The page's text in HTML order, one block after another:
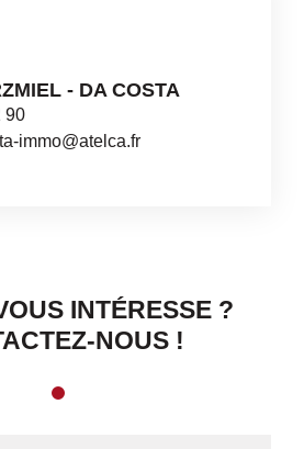
- DA COSTA
90
immo@atelca.fr
INTÉRESSE ?
NOUS !